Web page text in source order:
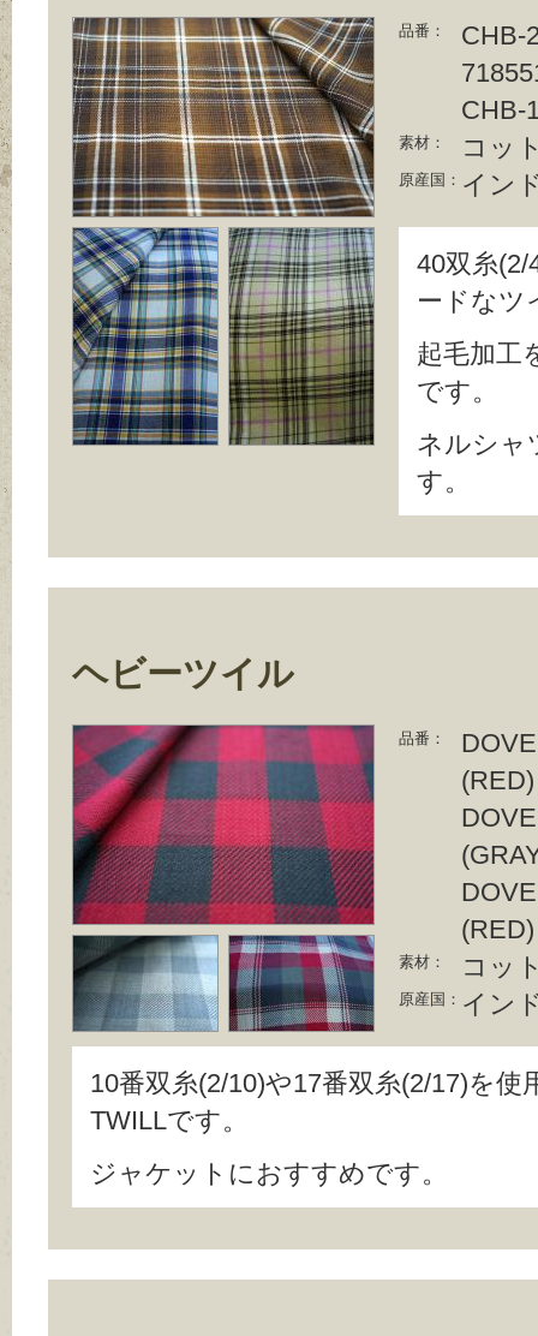
品番：
CHB-
CHB-
素材： コッ
原産国： イン
40双糸
ードなツ
起毛加工
です。
ネルシャ
す。
ヘビーツイル
品番：
(RED)
(RED)
素材： コッ
原産国： イン
10番双糸(2/10)や17番双糸(2/17)を使
TWILLです。
ジャケットにおすすめです。